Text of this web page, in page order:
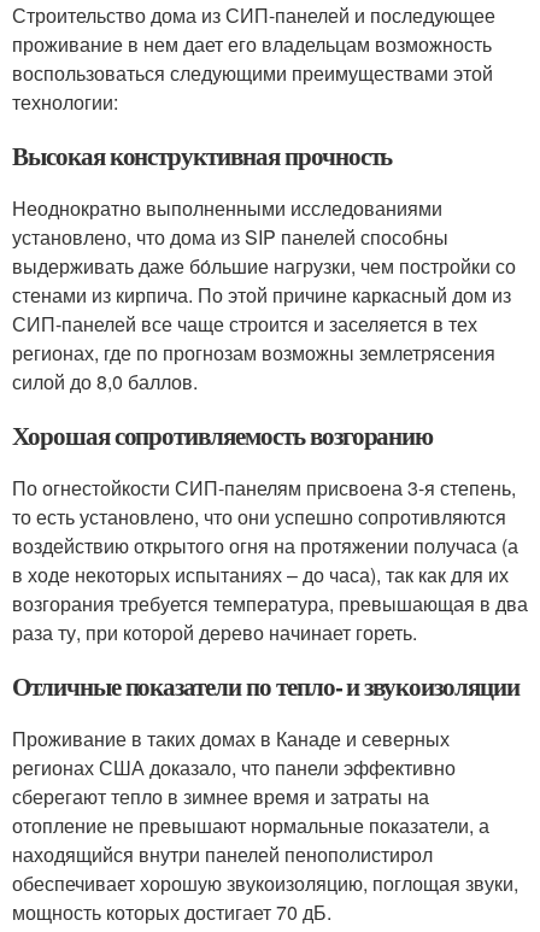
Строительство дома из СИП-панелей и последующее
проживание в нем дает его владельцам возможность
воспользоваться следующими преимуществами этой
технологии:
Высокая конструктивная прочность
Неоднократно выполненными исследованиями
установлено, что дома из SIP панелей способны
выдерживать даже бо́льшие нагрузки, чем постройки со
стенами из кирпича. По этой причине каркасный дом из
СИП-панелей все чаще строится и заселяется в тех
регионах, где по прогнозам возможны землетрясения
силой до 8,0 баллов.
Хорошая сопротивляемость возгоранию
По огнестойкости СИП-панелям присвоена 3-я степень,
то есть установлено, что они успешно сопротивляются
воздействию открытого огня на протяжении получаса (а
в ходе некоторых испытаниях – до часа), так как для их
возгорания требуется температура, превышающая в два
раза ту, при которой дерево начинает гореть.
Отличные показатели по тепло- и звукоизоляции
Проживание в таких домах в Канаде и северных
регионах США доказало, что панели эффективно
сберегают тепло в зимнее время и затраты на
отопление не превышают нормальные показатели, а
находящийся внутри панелей пенополистирол
обеспечивает хорошую звукоизоляцию, поглощая звуки,
мощность которых достигает 70 дБ.